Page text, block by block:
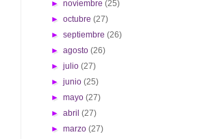
►noviembre(25)
►octubre(27)
►septiembre(26)
►agosto(26)
►julio(27)
►junio(25)
►mayo(27)
►abril(27)
►marzo(27)